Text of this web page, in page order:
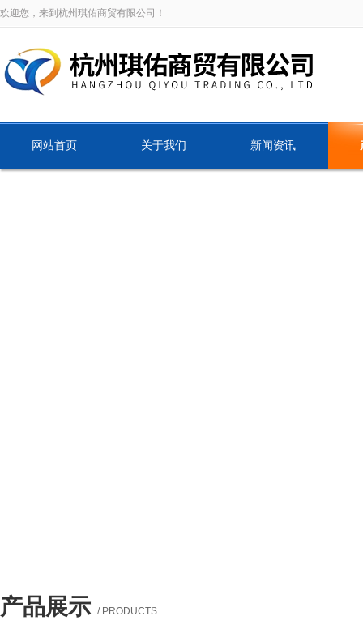
欢迎您，来到杭州琪佑商贸有限公司！
网站首页 关于我们 新闻资讯
产品展示 / PRODUCTS